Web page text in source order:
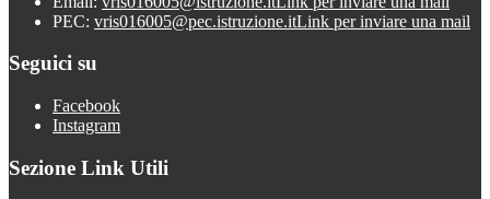
PEC: vris016005@pec.istruzione.itLink per inviare una mail
Seguici su
Facebook
Instagram
Sezione Link Utili